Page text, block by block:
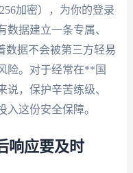
加密），为你的登录
据建立一条专属、
数据不会被第三方轻易
险。对于经常在**国
，保护辛苦练级、
入这份安全保障。
响应要及时